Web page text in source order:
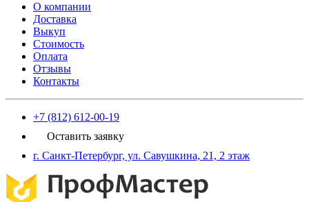
О компании
Доставка
Выкуп
Стоимость
Оплата
Отзывы
Контакты
+7 (812) 612-00-19
Оставить заявку
г. Санкт-Петербург, ул. Савушкина, 21, 2 этаж